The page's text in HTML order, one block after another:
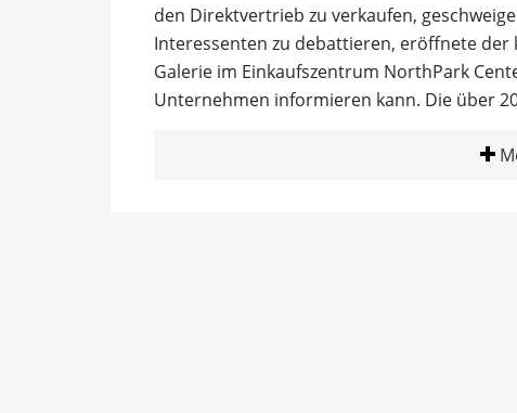
den Direktvertrieb zu verkaufen,
Interessenten zu debattieren, eröffnete
Galerie im Einkaufszentrum NorthPark
Unternehmen informieren kann. Die über